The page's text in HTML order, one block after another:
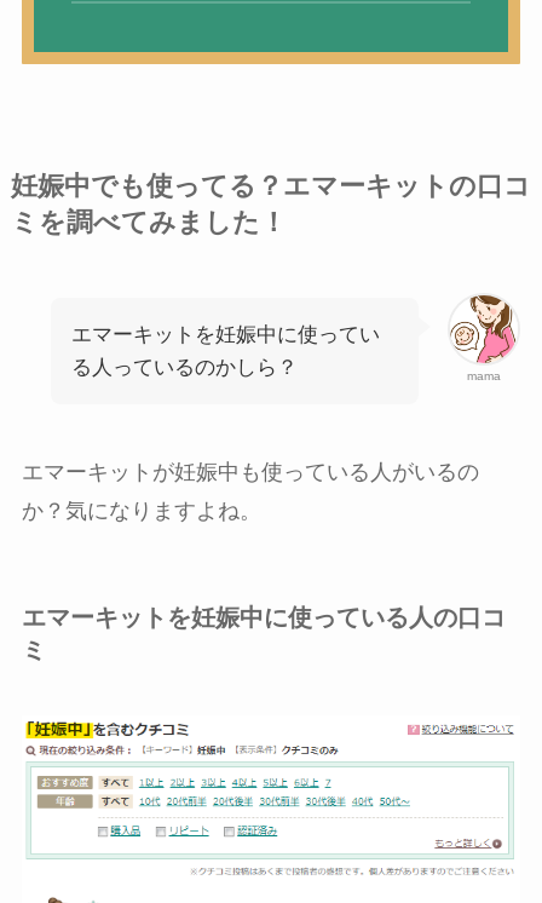
妊娠中でも使ってる？エマーキットの口コ
ミを調べてみました！
mama
エマーキットを妊娠中に使ってい
る人っているのかしら？
エマーキットが妊娠中も使っている人がいるの
か？気になりますよね。
エマーキットを妊娠中に使っている人の口コ
ミ